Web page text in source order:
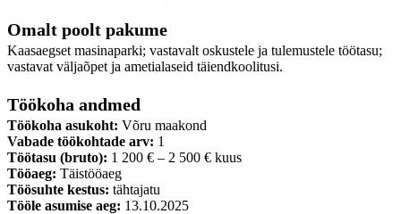
Omalt poolt pakume
Kaasaegset masinaparki; vastavalt oskustele ja tulemustele töötasu;
vastavat väljaõpet ja ametialaseid täiendkoolitusi.
Töökoha andmed
Töökoha asukoht: Võru maakond
Vabade töökohtade arv: 1
Töötasu (bruto): 1 200 € – 2 500 € kuus
Tööaeg: Täistööaeg
Töösuhte kestus: tähtajatu
Tööle asumise aeg: 13.10.2025